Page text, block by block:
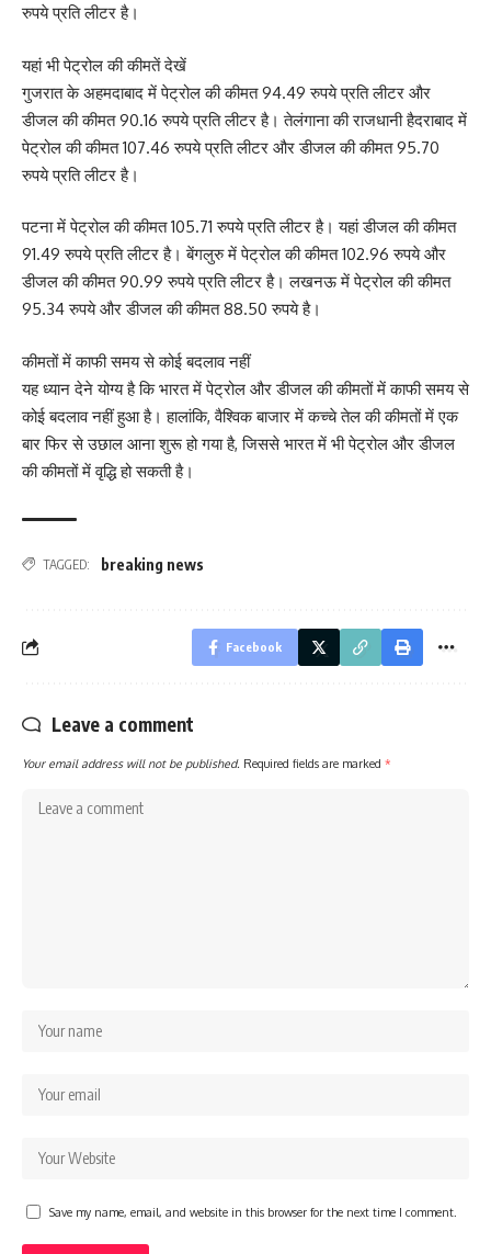
रुपये प्रति लीटर है।
यहां भी पेट्रोल की कीमतें देखें
गुजरात के अहमदाबाद में पेट्रोल की कीमत 94.49 रुपये प्रति लीटर और
डीजल की कीमत 90.16 रुपये प्रति लीटर है। तेलंगाना की राजधानी हैदराबाद में
पेट्रोल की कीमत 107.46 रुपये प्रति लीटर और डीजल की कीमत 95.70
रुपये प्रति लीटर है।
पटना में पेट्रोल की कीमत 105.71 रुपये प्रति लीटर है। यहां डीजल की कीमत
91.49 रुपये प्रति लीटर है। बेंगलुरु में पेट्रोल की कीमत 102.96 रुपये और
डीजल की कीमत 90.99 रुपये प्रति लीटर है। लखनऊ में पेट्रोल की कीमत
95.34 रुपये और डीजल की कीमत 88.50 रुपये है।
कीमतों में काफी समय से कोई बदलाव नहीं
यह ध्यान देने योग्य है कि भारत में पेट्रोल और डीजल की कीमतों में काफी समय से
कोई बदलाव नहीं हुआ है। हालांकि, वैश्विक बाजार में कच्चे तेल की कीमतों में एक
बार फिर से उछाल आना शुरू हो गया है, जिससे भारत में भी पेट्रोल और डीजल
की कीमतों में वृद्धि हो सकती है।
TAGGED: breaking news
Facebook
Leave a comment
Your email address will not be published. Required fields are marked *
Save my name, email, and website in this browser for the next time I comment.